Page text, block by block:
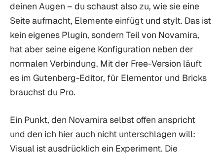
deinen Augen – du schaust also zu, wie sie eine
Seite aufmacht, Elemente einfügt und stylt. Das ist
kein eigenes Plugin, sondern Teil von Novamira,
hat aber seine eigene Konfiguration neben der
normalen Verbindung. Mit der Free-Version läuft
es im Gutenberg-Editor, für Elementor und Bricks
brauchst du Pro.
Ein Punkt, den Novamira selbst offen anspricht
und den ich hier auch nicht unterschlagen will:
Visual ist ausdrücklich ein Experiment. Die